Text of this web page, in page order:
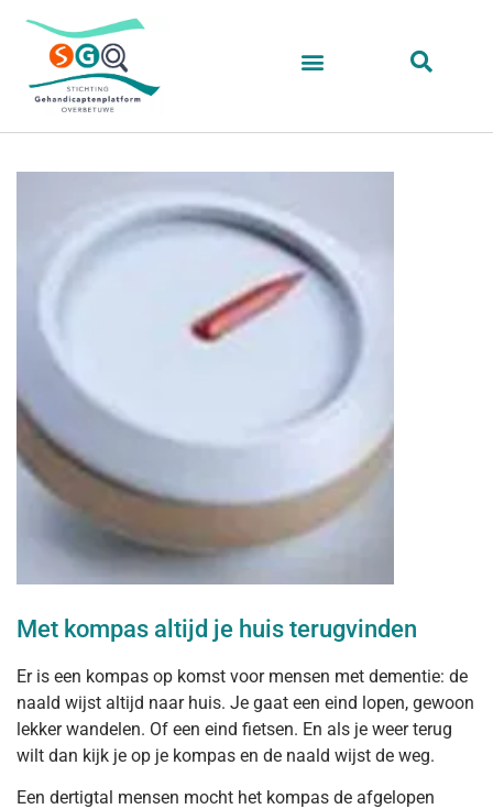
Met kompas altijd je huis terugvinden
Er is een kompas op komst voor mensen met dementie: de
naald wijst altijd naar huis. Je gaat een eind lopen, gewoon
lekker wandelen. Of een eind fietsen. En als je weer terug
wilt dan kijk je op je kompas en de naald wijst de weg.
Een dertigtal mensen mocht het kompas de afgelopen